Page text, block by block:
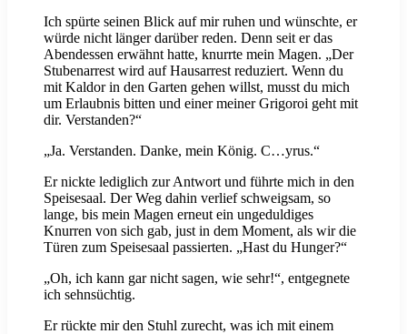
Ich spürte seinen Blick auf mir ruhen und wünschte, er
würde nicht länger darüber reden. Denn seit er das
Abendessen erwähnt hatte, knurrte mein Magen. „Der
Stubenarrest wird auf Hausarrest reduziert. Wenn du
mit Kaldor in den Garten gehen willst, musst du mich
um Erlaubnis bitten und einer meiner Grigoroi geht mit
dir. Verstanden?“
„Ja. Verstanden. Danke, mein König. C…yrus.“
Er nickte lediglich zur Antwort und führte mich in den
Speisesaal. Der Weg dahin verlief schweigsam, so
lange, bis mein Magen erneut ein ungeduldiges
Knurren von sich gab, just in dem Moment, als wir die
Türen zum Speisesaal passierten. „Hast du Hunger?“
„Oh, ich kann gar nicht sagen, wie sehr!“, entgegnete
ich sehnsüchtig.
Er rückte mir den Stuhl zurecht, was ich mit einem